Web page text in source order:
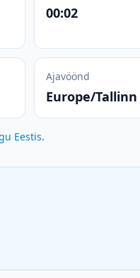
00:02
Ajavöönd
Europe/Tallinn
Eestis.